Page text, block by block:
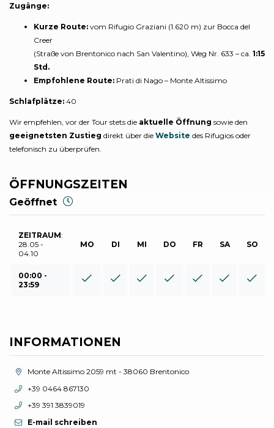
Zugänge:
Kurze Route: vom Rifugio Graziani (1.620 m) zur Bocca del
Creer
(Straße von Brentonico nach San Valentino), Weg Nr. 633 – ca. 1:15
Std.
Empfohlene Route: Prati di Nago – Monte Altissimo
Schlafplätze: 40
Wir empfehlen, vor der Tour stets die aktuelle Öffnung sowie den
geeignetsten Zustieg direkt über die Website des Rifugios oder
telefonisch zu überprüfen.
ÖFFNUNGSZEITEN
Geöffnet
ZEITRAUM:
28.05 -
04.10
MO DI MI DO FR SA SO
00:00 -
23:59
INFORMATIONEN
aria.location:
Monte Altissimo 2059 mt - 38060 Brentonico
aria.phone:
+39 0464 867130
aria.phone:
+39 391 3839019
E-mail schreiben